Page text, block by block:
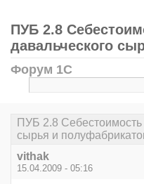
ПУБ 2.8
давальческого
Форум 1С
ПУБ 2.8 Себестоимость
сырья и
vithak
15.04.2009 - 05:16